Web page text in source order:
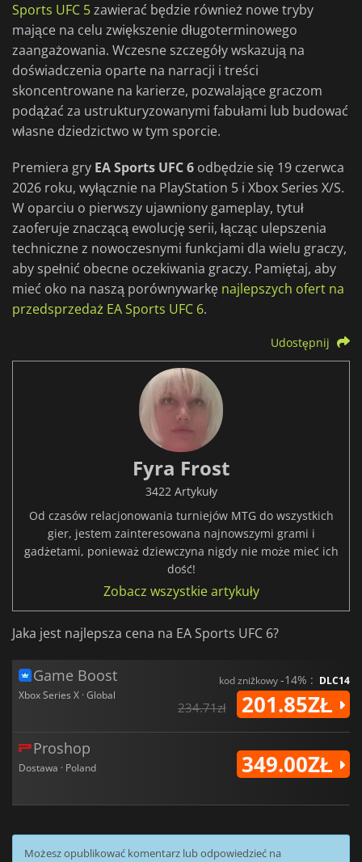
Sports UFC 5zawierać będzie również nowe tryby
mające na celu zwiększenie długoterminowego
zaangażowania. Wczesne szczegóły wskazują na
doświadczenia oparte na narracji i treści
skoncentrowane na karierze, pozwalające graczom
podążać za ustrukturyzowanymi fabułami lub budować
własne dziedzictwo w tym sporcie.
Premiera gry EA Sports UFC 6 odbędzie się 19 czerwca
2026 roku, wyłącznie na PlayStation 5 i Xbox Series X/S.
W oparciu o pierwszy ujawniony gameplay, tytuł
zaoferuje znaczącą ewolucję serii, łącząc ulepszenia
techniczne z nowoczesnymi funkcjami dla wielu graczy,
aby spełnić obecne oczekiwania graczy. Pamiętaj, aby
mieć oko na naszą porównywarkę najlepszych ofert na
przedsprzedaż EA Sports UFC 6.
Udostępnij
Fyra Frost
3422 Artykuły
Od czasów relacjonowania turniejów MTG do wszystkich
gier, jestem zainteresowana najnowszymi grami i
gadżetami, ponieważ dziewczyna nigdy nie może mieć ich
dość!
Zobacz wszystkie artykuły
Jaka jest najlepsza cena na EA Sports UFC 6?
Game Boost
Xbox Series X · Global
kod zniżkowy-14% : DLC14
234.71zł 201.85ZŁ
Proshop
Dostawa · Poland 349.00ZŁ
Możesz opublikować komentarz lub odpowiedzieć na